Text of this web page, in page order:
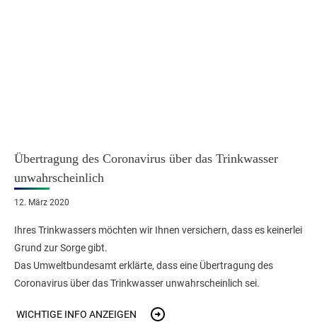
Übertragung des Coronavirus über das Trinkwasser
unwahrscheinlich
12. März 2020
Ihres Trinkwassers möchten wir Ihnen versichern, dass es keinerlei
Grund zur Sorge gibt.
Das Umweltbundesamt erklärte, dass eine Übertragung des
Coronavirus über das Trinkwasser unwahrscheinlich sei.
WICHTIGE INFO ANZEIGEN